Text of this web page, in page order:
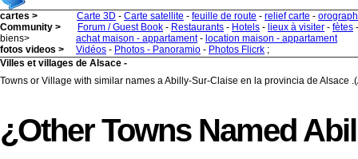
cartes > Carte 3D - Carte satellite - feuille de route - relief carte -
Community >
Forum / Guest Book - Restaurants - Hotels - lieux à visiter - fètes
biens>
achat maison - appartament- location maison - appartament
fotos videos >
Vidéos - Photos - Panoramio - Photos Flicrk ;
Villes et villages de Alsace -
Towns or Village with similar names a Abilly-Sur-Claise en la provincia de Alsace
¿other Towns Named